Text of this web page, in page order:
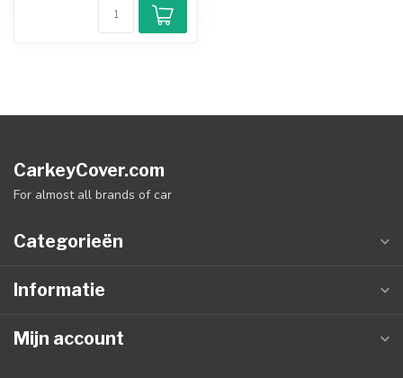
CarkeyCover.com
For almost all brands of car
Categorieën
Informatie
Mijn account